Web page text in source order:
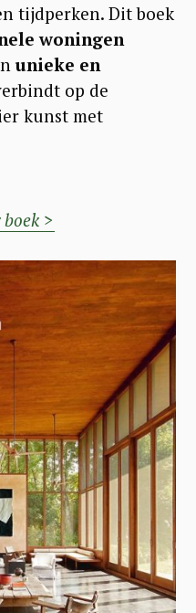
tijdperken. Dit boek
woningen
unieke en
op de
kunst met
>